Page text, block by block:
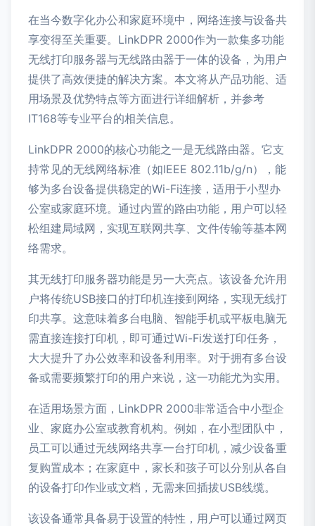
在当今数字化办公和家庭环境中，网络连接与设备共
享变得至关重要。LinkDPR 2000作为一款集多功能
无线打印服务器与无线路由器于一体的设备，为用户
提供了高效便捷的解决方案。本文将从产品功能、适
用场景及优势特点等方面进行详细解析，并参考
IT168等专业平台的相关信息。
LinkDPR 2000的核心功能之一是无线路由器。它支
持常见的无线网络标准（如IEEE 802.11b/g/n），能
够为多台设备提供稳定的Wi-Fi连接，适用于小型办
公室或家庭环境。通过内置的路由功能，用户可以轻
松组建局域网，实现互联网共享、文件传输等基本网
络需求。
其无线打印服务器功能是另一大亮点。该设备允许用
户将传统USB接口的打印机连接到网络，实现无线打
印共享。这意味着多台电脑、智能手机或平板电脑无
需直接连接打印机，即可通过Wi-Fi发送打印任务，
大大提升了办公效率和设备利用率。对于拥有多台设
备或需要频繁打印的用户来说，这一功能尤为实用。
在适用场景方面，LinkDPR 2000非常适合中小型企
业、家庭办公室或教育机构。例如，在小型团队中，
员工可以通过无线网络共享一台打印机，减少设备重
复购置成本；在家庭中，家长和孩子可以分别从各自
的设备打印作业或文档，无需来回插拔USB线缆。
该设备通常具备易于设置的特性，用户可以通过网页